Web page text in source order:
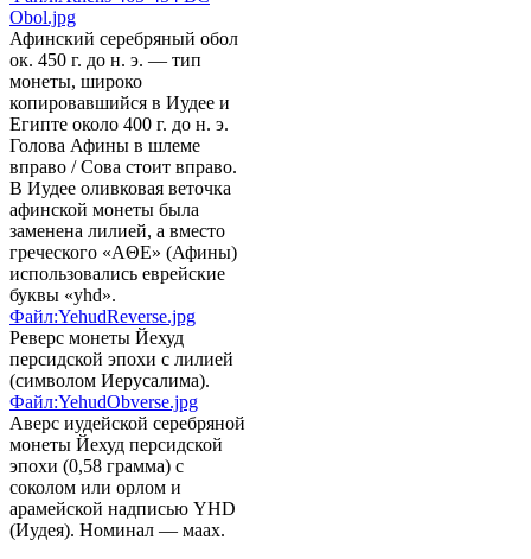
Obol.jpg
Афинский серебряный обол
ок. 450 г. до н. э. — тип
монеты, широко
копировавшийся в Иудее и
Египте около 400 г. до н. э.
Голова Афины в шлеме
вправо / Сова стоит вправо.
В Иудее оливковая веточка
афинской монеты была
заменена лилией, а вместо
греческого «AΘE» (Афины)
использовались еврейские
буквы «yhd».
Файл:YehudReverse.jpg
Реверс монеты Йехуд
персидской эпохи с лилией
(символом Иерусалима).
Файл:YehudObverse.jpg
Аверс иудейской серебряной
монеты Йехуд персидской
эпохи (0,58 грамма) с
соколом или орлом и
арамейской надписью YHD
(Иудея). Номинал — маах.